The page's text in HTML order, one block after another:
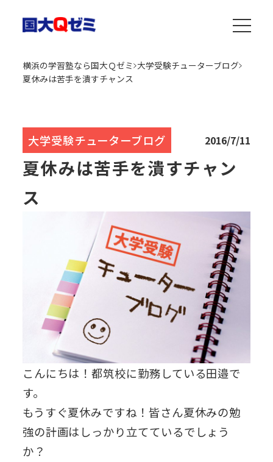
横浜の学習塾なら国大Ｑゼミ 大学受験チューターブログ
夏休みは苦手を潰すチャンス
大学受験チューターブログ 2016/7/11
夏休みは苦手を潰すチャン
ス
こんにちは！都筑校に勤務している田邉で
す。
もうすぐ夏休みですね！皆さん夏休みの勉
強の計画はしっかり立てているでしょう
か？